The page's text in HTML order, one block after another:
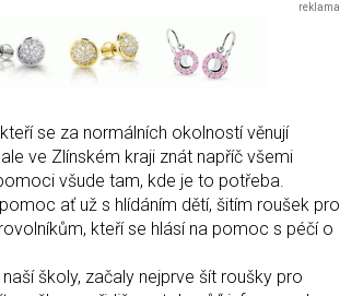
se za normálních okolností věnují
ve Zlínském kraji znát napříč všemi
všude tam, kde je to potřeba.
ať už s hlídáním dětí, šitím roušek pro
kteří se hlásí na pomoc s péčí o
školy, začaly nejprve šít roušky pro